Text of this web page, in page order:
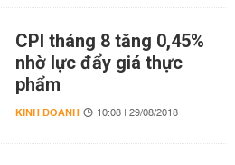
CPI tháng 8 tăng 0,45%
nhờ lực đẩy giá thực
phẩm
KINH DOANH 10:08 | 29/08/2018